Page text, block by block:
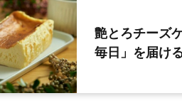
艶とろチーズ
毎日」を届け